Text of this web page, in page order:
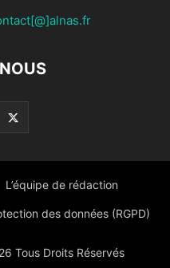
L’équipe de rédaction
des données (RGPD)
Tous Droits Réservés